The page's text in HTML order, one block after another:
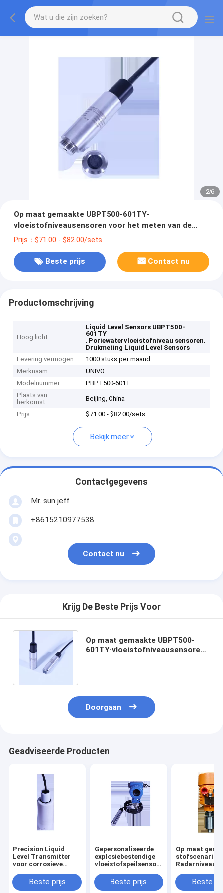
2/6
Op maat gemaakte UBPT500-601TY-
vloeistofniveausensoren voor het meten van de
waterdruk in poriën
Prijs：$71.00 - $82.00/sets
Beste prijs Contact nu
Productomschrijving
Hoog licht
Liquid Level Sensors UBPT500-
601TY
, Poriewatervloeistofniveau sensoren,
Drukmeting Liquid Level Sensors
Levering vermogen
1000 stuks per maand
Merknaam
UNIVO
Modelnummer
PBPT500-601T
Plaats van
herkomst
Beijing, China
Prijs $71.00 - $82.00/sets
Bekijk meer
Contactgegevens
Mr. sun jeff
+8615210977538
Contact nu
Krijg De Beste Prijs Voor
Op maat gemaakte UBPT500-
601TY-vloeistofniveausensoren
Doorgaan
Geadviseerde Producten
Precision Liquid
Level Transmitter
voor corrosieve
bereik van 0,5-100 m
van UNIVO
Beste prijs
Gepersonaliseerde
explosiebestendige
vloeistofspeilsensor
vloeistofpeilmeting
Beste prijs
Op maat
stofscenario's
voor
Beste